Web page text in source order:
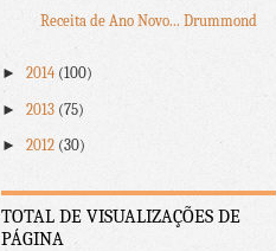
Receita de Ano Novo... Drummond
►2014 (100)
►2013 (75)
►2012 (30)
TOTAL DE VISUALIZAÇÕES DE
PÁGINA